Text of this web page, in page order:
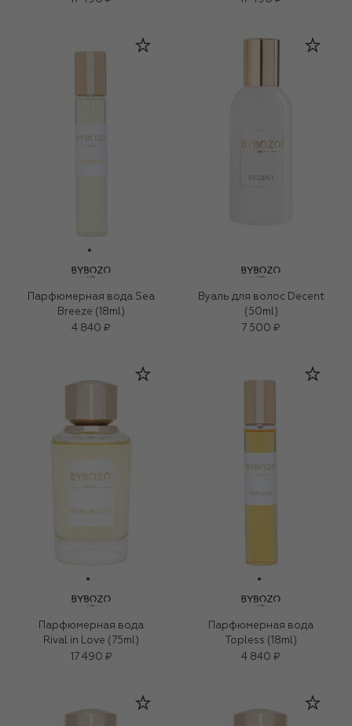
Парфюмерная вода Sea
Breeze (18ml)
4 840 ₽
Вуаль для волос Decent
(50ml)
7 500 ₽
Парфюмерная вода
Rival in Love (75ml)
17 490 ₽
Парфюмерная вода
Topless (18ml)
4 840 ₽